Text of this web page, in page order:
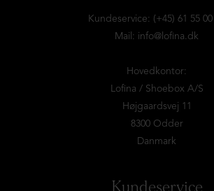
Kundeservice: (+45) 61 55 00
Mail: info@lofina.dk
Hovedkontor:
Lofina / Shoebox A/S
Højgaardsvej 11
8300 Odder
Danmark
Kundeservice